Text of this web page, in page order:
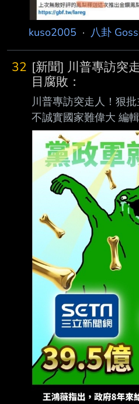
kuso2005 · 八卦
32 [新聞] 川普專訪突
目腐敗：
川普專訪突走人！狠
不誠實國家難偉大 編
2026/06/08 13:41
（Donald Trump）爆
主持人在選舉議題唇
痛批主持人、節目組
敗」。川普隨後更直
個國家如果媒體不誠
談加州選舉操縱 《國
導，川普接受《NBC
（Kristen Welker） 的